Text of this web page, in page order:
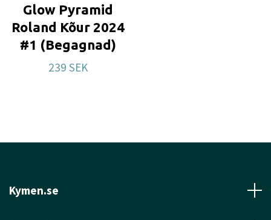
Glow Pyramid
Roland Kõur 2024
#1 (Begagnad)
239 SEK
Kymen.se